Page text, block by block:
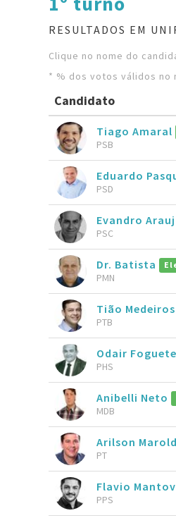
RESULTADOS EM
Clique no nome do
* % dos votos válidos no
Candidato
Tiago Amaral
PSB
Eduardo
PSD
Evandro
PSC
Dr. Batista
PMN
Tião
PTB
Odair
PHS
Anibelli Neto
MDB
Arilson
PT
Flavio
PPS